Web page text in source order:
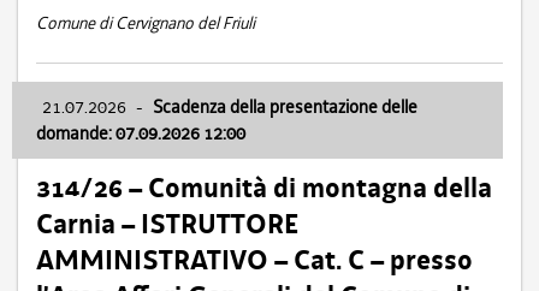
Comune di Cervignano del Friuli
21.07.2026 - Scadenza della presentazione delle
domande: 07.09.2026 12:00
314/26 – Comunità di montagna della
Carnia – ISTRUTTORE
AMMINISTRATIVO – Cat. C – presso